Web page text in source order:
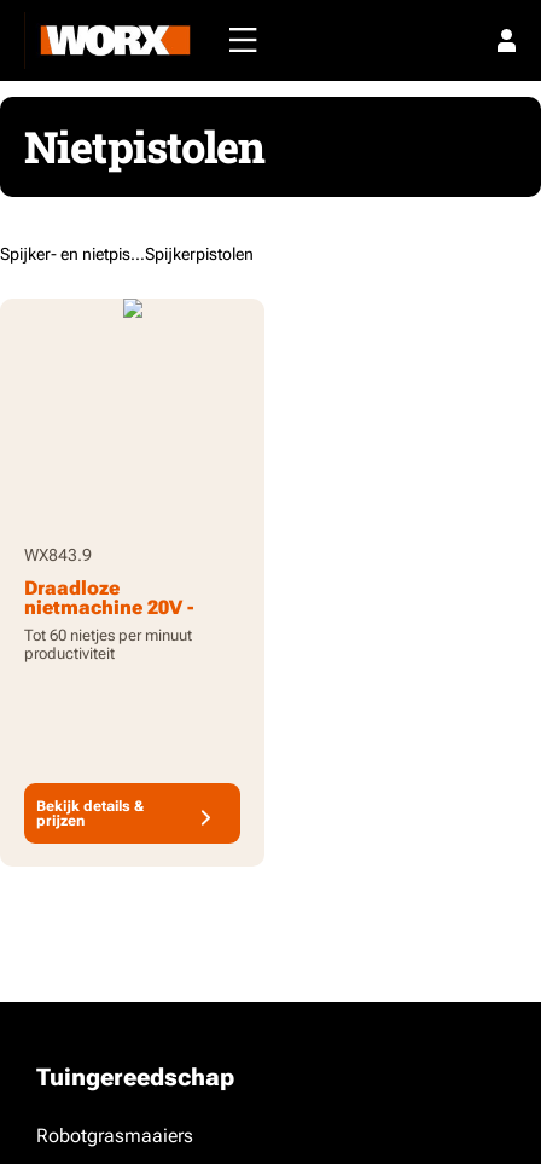
Nietpistolen
Spijker- en nietpistolen /Spijkerpistolen
WX843.9
Draadloze
nietmachine 20V -
alleen gereedschap
Tot 60 nietjes per minuut
productiviteit
Bekijk details &
prijzen
Tuingereedschap
Robotgrasmaaiers